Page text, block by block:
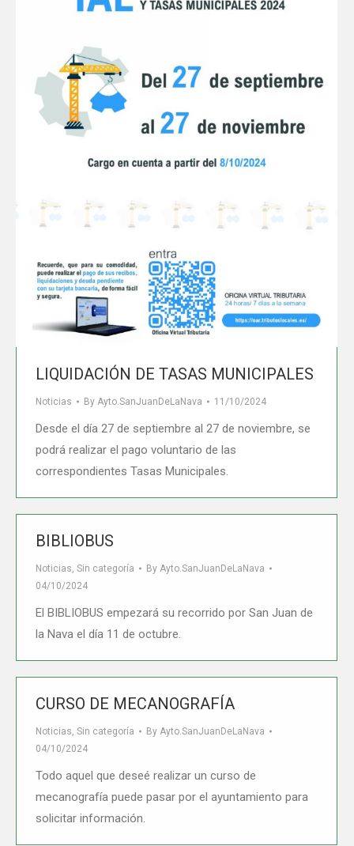
LIQUIDACIÓN DE TASAS MUNICIPALES
Noticias By Ayto.SanJuanDeLaNava 11/10/2024
Desde el día 27 de septiembre al 27 de noviembre, se
podrá realizar el pago voluntario de las
correspondientes Tasas Municipales.
BIBLIOBUS
Noticias, Sin categoría By Ayto.SanJuanDeLaNava
04/10/2024
El BIBLIOBUS empezará su recorrido por San Juan de
la Nava el día 11 de octubre.
CURSO DE MECANOGRAFÍA
Noticias, Sin categoría By Ayto.SanJuanDeLaNava
04/10/2024
Todo aquel que deseé realizar un curso de
mecanografía puede pasar por el ayuntamiento para
solicitar información.